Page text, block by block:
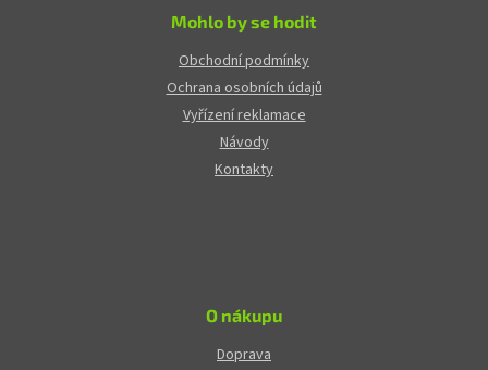
Mohlo by se hodit
Obchodní podmínky
Ochrana osobních údajů
Vyřízení reklamace
Návody
Kontakty
O nákupu
Doprava